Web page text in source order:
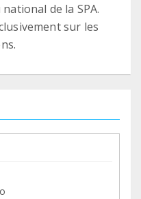
de la SPA.
sur les